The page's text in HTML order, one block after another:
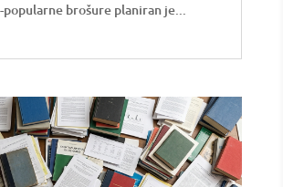
popularne brošure planiran je...